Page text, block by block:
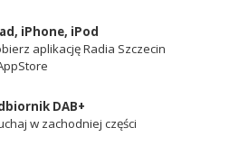
iPhone, iPod
aplikację Radia Szczecin
DAB+
w zachodniej części